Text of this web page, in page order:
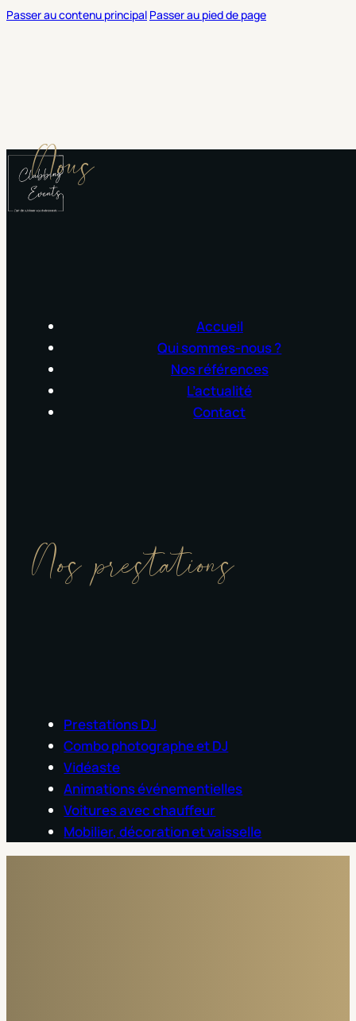
Passer au contenu principal Passer au pied de page
Nous
Accueil
Qui sommes-nous ?
Nos références
L’actualité
Contact
Nos prestations
Prestations DJ
Combo photographe et DJ
Vidéaste
Animations événementielles
Voitures avec chauffeur
Mobilier, décoration et vaisselle